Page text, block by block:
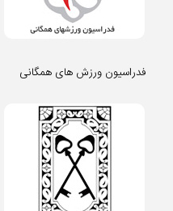
فدراسیون ورزش های همگانی